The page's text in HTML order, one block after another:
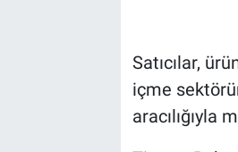
Satıcılar,
içme
aracılığıyla